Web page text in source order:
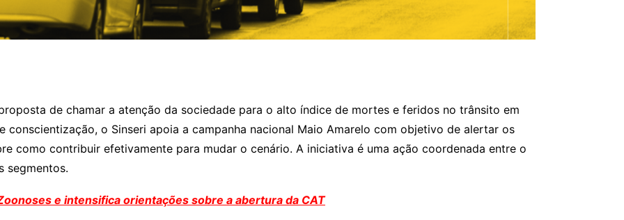
de chamar a atenção da sociedade para o alto índice de mortes e feridos no trânsito em
o Sinseri apoia a campanha nacional Maio Amarelo com objetivo de alertar os
como contribuir efetivamente para mudar o cenário. A iniciativa é uma ação coordenada entre o
segmentos.
e intensifica orientações sobre a abertura da CAT